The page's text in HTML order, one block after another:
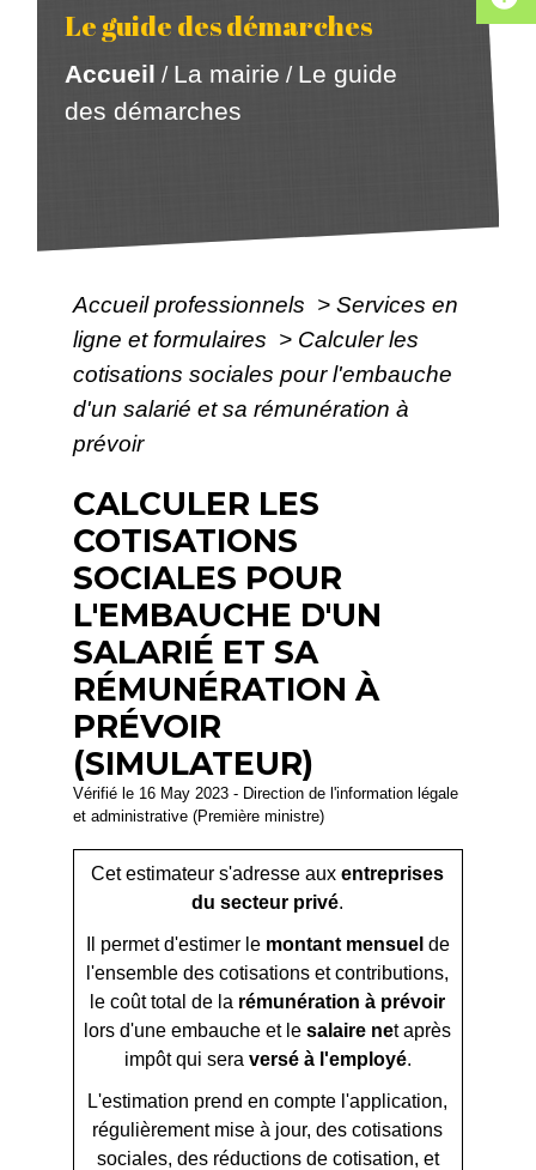
Le guide des démarches
Accueil / La mairie / Le guide
des démarches
Accueil professionnels > Services en
ligne et formulaires > Calculer les
cotisations sociales pour l'embauche
d'un salarié et sa rémunération à
prévoir
CALCULER LES
COTISATIONS
SOCIALES POUR
L'EMBAUCHE D'UN
SALARIÉ ET SA
RÉMUNÉRATION À
PRÉVOIR
(SIMULATEUR)
Vérifié le 16 May 2023 - Direction de l'information légale
et administrative (Première ministre)
Cet estimateur s'adresse auxentreprises
du secteur privé.
Il permet d'estimer le montant mensuel de
l'ensemble des cotisations et contributions,
le coût total de la rémunération à prévoir
lors d'une embauche et lesalaire net après
impôt qui sera versé à l'employé.
L'estimation prend en compte l'application,
régulièrement mise à jour, des cotisations
sociales, des réductions de cotisation, et